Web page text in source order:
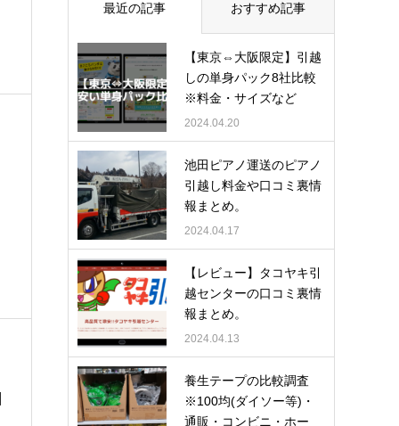
最近の記事 おすすめ記事
【東京⇔大阪限定】引越
しの単身パック8社比較
※料金・サイズなど
2024.04.20
池田ピアノ運送のピアノ
引越し料金や口コミ裏情
報まとめ。
2024.04.17
【レビュー】タコヤキ引
越センターの口コミ裏情
報まとめ。
2024.04.13
養生テープの比較調査
※100均(ダイソー等)・
通販・コンビニ・ホー